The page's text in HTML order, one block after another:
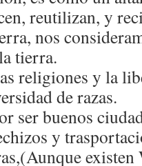
reutilizan, y
nos
tierra.
religiones y la
de razas.
ser buenos
y